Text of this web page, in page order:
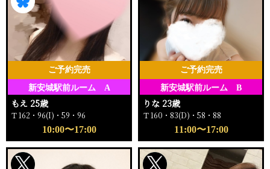
新安城駅前ルーム A
ご予約完売
もえ 25歳
Ｔ162・96(I)・59・96
10:00〜17:00
新安城駅前ルーム B
ご予約完売
りな 23歳
Ｔ160・83(D)・58・88
11:00〜17:00